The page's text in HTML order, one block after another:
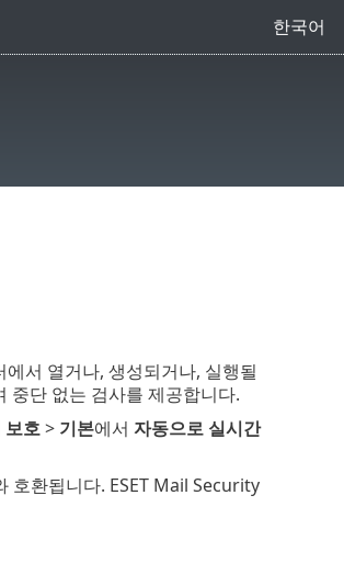
한국어
서 열거나, 생성되거나, 실행될
중단 없는 검사를 제공합니다.
보호> 기본에서 자동으로 실시간
호환됩니다. ESET Mail Security